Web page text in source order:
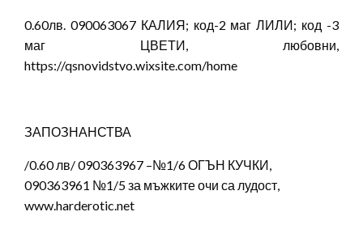
0.60лв. 090063067 КАЛИЯ; код-2 маг ЛИЛИ; код -3
маг ЦВЕТИ, любовни,
https://qsnovidstvo.wixsite.com/home
ЗАПОЗНАНСТВА
/0.60 лв/ 090363967 –№1/6 ОГЪН КУЧКИ,
090363961 №1/5 за мъжките очи са лудост,
www.harderotic.net